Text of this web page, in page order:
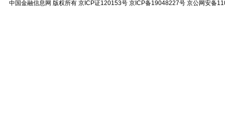
中国金融信息网 版权所有 京ICP证120153号 京ICP备19048227号 京公网安备